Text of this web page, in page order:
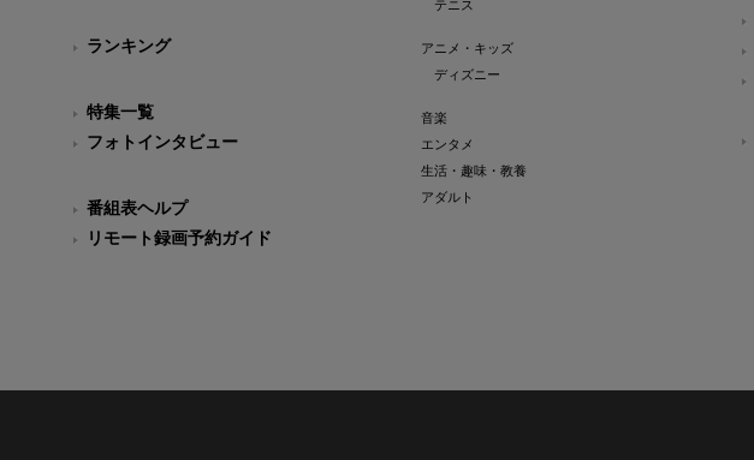
ランキング
特集一覧
フォトインタビュー
番組表ヘルプ
リモート録画予約ガイド
テニス
アニメ・キッズ
ディズニー
音楽
エンタメ
生活・趣味・教養
アダルト